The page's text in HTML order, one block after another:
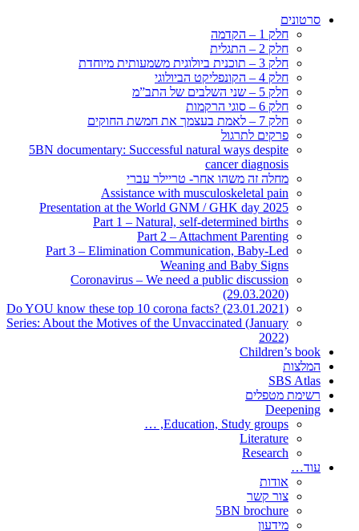
סרטונים
חלק 1 – הקדמה
חלק 2 – התגלית
חלק 3 – תוכנית ביולוגית משמעותית מיוחדת
חלק 4 – הקונפליקט הביולוגי
חלק 5 – שני השלבים של התב”מ
חלק 6 – סוגי הרקמות
חלק 7 – לאמת בעצמך את חמשת החוקים
פרקים לתרגול
5BN documentary: Successful natural ways despite
cancer diagnosis
מחלה זה משהו אחר- טריילר עברי
Assistance with musculoskeletal pain
Presentation at the World GNM / GHK day 2025
Part 1 – Natural, self-determined births
Part 2 – Attachment Parenting
Part 3 – Elimination Communication, Baby-Led
Weaning and Baby Signs
Coronavirus – We need a public discussion
(29.03.2020)
Do YOU know these top 10 corona facts? (23.01.2021)
Series: About the Motives of the Unvaccinated (January
2022)
Children’s book
המלצות
SBS Atlas
רשימת מטפלים
Deepening
Education, Study groups, …
Literature
Research
עוד…
אודות
צור קשר
5BN brochure
מידעון